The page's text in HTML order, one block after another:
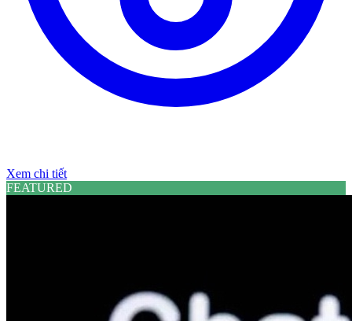
Xem chi tiết
FEATURED